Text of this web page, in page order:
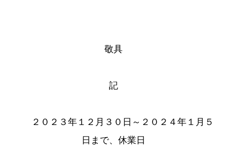
敬具
記
２０２３年１２月３０日～２０２４年１月５
日まで、休業日